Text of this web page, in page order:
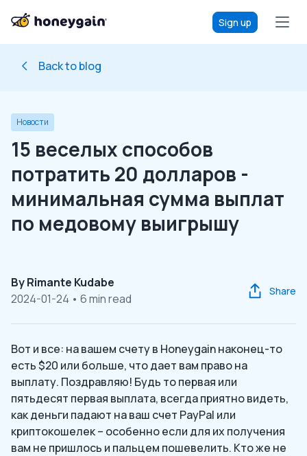
Sign up
Back to blog
Новости
15 веселых способов
потратить 20 долларов -
минимальная сумма выплат
по медовому выигрышу
ByRimante Kudabe
2024-01-24 • 6 min read
Share
Вот и все: на вашем счету в Honeygain наконец-то
есть $20 или больше, что дает вам право на
выплату. Поздравляю! Будь то первая или
пятьдесят первая выплата, всегда приятно видеть,
как деньги падают на ваш счет PayPal или
криптокошелек – особенно если для их получения
вам не пришлось и пальцем пошевелить. Кто же не